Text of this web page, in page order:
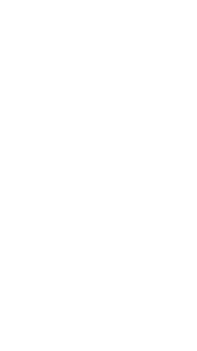
, กรุงเทพ